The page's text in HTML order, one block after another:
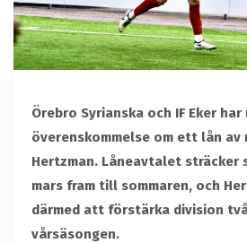
Örebro Syrianska och IF Eker
överenskommelse om ett lån
Hertzman. Låneavtalet sträcker
mars fram till sommaren, och
därmed att förstärka division
vårsäsongen.